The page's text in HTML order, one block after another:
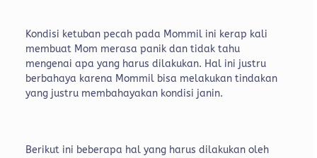
Kondisi ketuban pecah pada Mommil ini kerap kali
membuat Mom merasa panik dan tidak tahu
mengenai apa yang harus dilakukan. Hal ini justru
berbahaya karena Mommil bisa melakukan tindakan
yang justru membahayakan kondisi janin.
Berikut ini beberapa hal yang harus dilakukan oleh